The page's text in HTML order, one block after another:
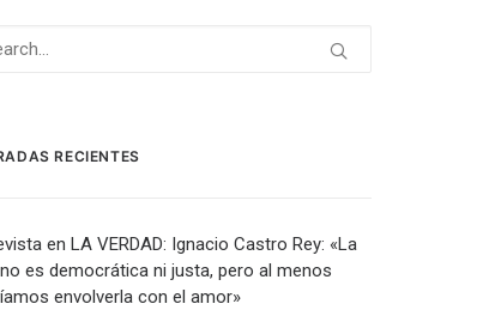
RECIENTES
en LA VERDAD: Ignacio Castro Rey: «La
es democrática ni justa, pero al menos
envolverla con el amor»